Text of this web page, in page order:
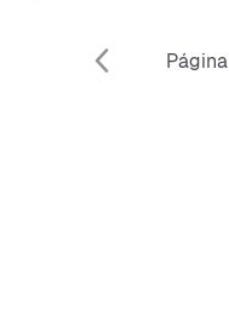
Página